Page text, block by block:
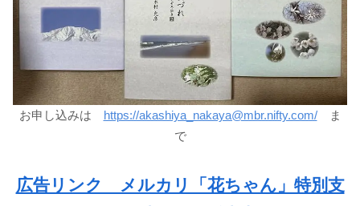
お申し込みは https://akashiya_nakaya@mbr.nifty.com/ま
で
広告リンク メルカリ「花ちゃん」特別支